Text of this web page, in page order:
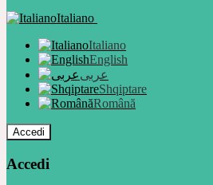
Italiano
Italiano
English
عربى
Shqiptare
Română
Accedi
Accedi